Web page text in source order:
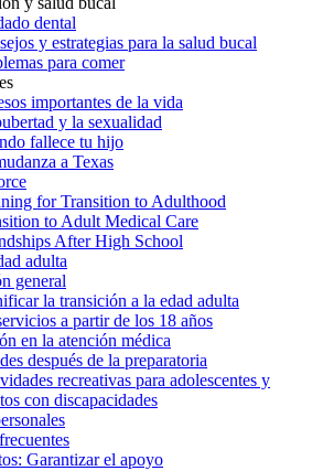
dental
y estrategias para la salud bucal
para comer
importantes de la vida
y la sexualidad
fallece tu hijo
a Texas
for Transition to Adulthood
to Adult Medical Care
After High School
adulta
general
la transición a la edad adulta
a partir de los 18 años
en la atención médica
después de la preparatoria
recreativas para adolescentes y
con discapacidades
Garantizar el apoyo